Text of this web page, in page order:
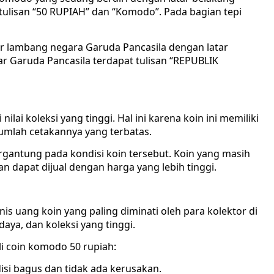
“50 RUPIAH” dan “Komodo”. Pada bagian tepi
negara Garuda Pancasila dengan latar
Pancasila terdapat tulisan “REPUBLIK
koleksi yang tinggi. Hal ini karena koin ini memiliki
cetakannya yang terbatas.
pada kondisi koin tersebut. Koin yang masih
dapat dijual dengan harga yang lebih tinggi.
uang koin yang paling diminati oleh para kolektor di
dan koleksi yang tinggi.
coin komodo 50 rupiah:
bagus dan tidak ada kerusakan.